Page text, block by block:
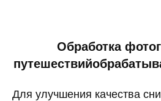
Обработка
Для улучшения качества